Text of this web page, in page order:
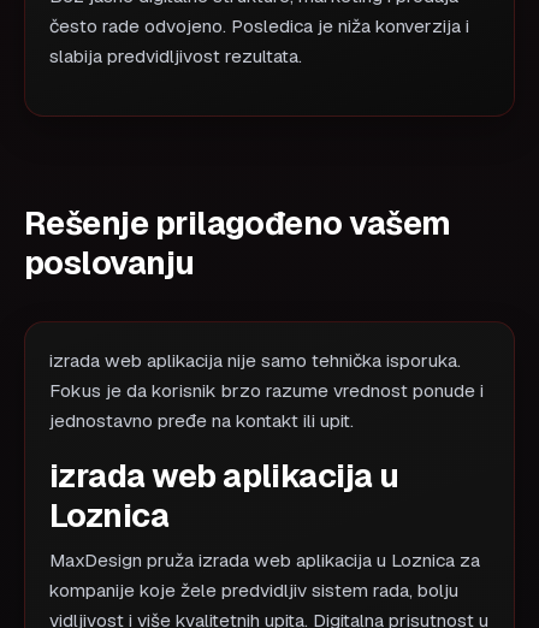
često rade odvojeno. Posledica je niža konverzija i
slabija predvidljivost rezultata.
Rešenje prilagođeno vašem
poslovanju
izrada web aplikacija nije samo tehnička isporuka.
Fokus je da korisnik brzo razume vrednost ponude i
jednostavno pređe na kontakt ili upit.
izrada web aplikacija u
Loznica
MaxDesign pruža izrada web aplikacija u Loznica za
kompanije koje žele predvidljiv sistem rada, bolju
vidljivost i više kvalitetnih upita. Digitalna prisutnost u